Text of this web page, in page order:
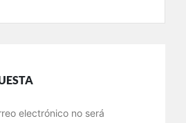
electrónico no será